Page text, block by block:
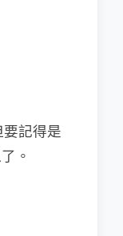
記得是
。